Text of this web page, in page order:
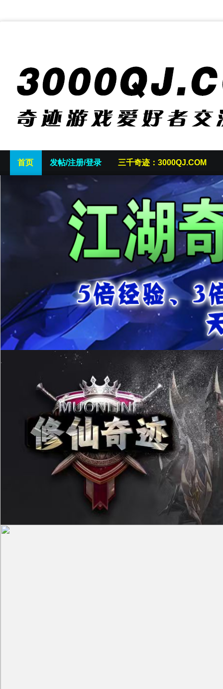
首页 发帖/注册/登录 三千奇迹：3000QJ.COM